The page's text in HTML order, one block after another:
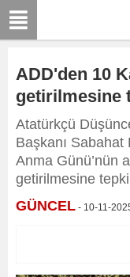
ADD'den 10
getirilmesine
Atatürkçü
Başkanı Sabahat
Anma Günü’nün
getirilmesine
GÜNCEL - 10-11-